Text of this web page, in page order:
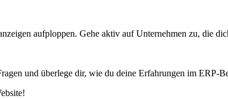
aufploppen. Gehe aktiv auf Unternehmen zu, die
und überlege dir, wie du deine Erfahrungen im ERP-